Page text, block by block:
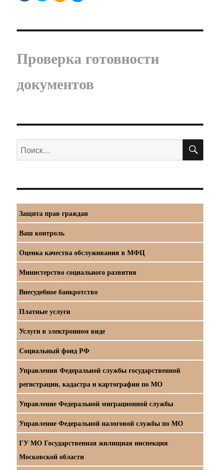
Проверка готовности
документов
Искать:
Защита прав граждан
Ваш контроль
Оценка качества обслуживания в МФЦ
Министерство социального развития
Внесудебное банкротство
Платные услуги
Услуги в электронном виде
Социальный фонд РФ
Управления Федеральной службы государственной
регистрации, кадастра и картографии по МО
Управление Федеральной миграционной службы
Управление Федеральной налоговой службы по МО
ГУ МО Государственная жилищная инспекция
Московской области